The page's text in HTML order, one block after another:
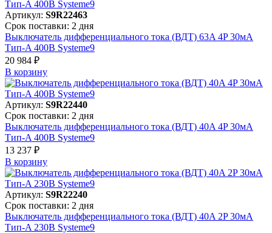
Артикул: S9R22463
Срок поставки: 2 дня
Выключатель дифференциального тока (ВДТ) 63A 4P 30мА
Тип-A 400В Systeme9
20 984 ₽
В корзинy
Артикул: S9R22440
Срок поставки: 2 дня
Выключатель дифференциального тока (ВДТ) 40A 4P 30мА
Тип-A 400В Systeme9
13 237 ₽
В корзинy
Артикул: S9R22240
Срок поставки: 2 дня
Выключатель дифференциального тока (ВДТ) 40A 2P 30мА
Тип-A 230В Systeme9